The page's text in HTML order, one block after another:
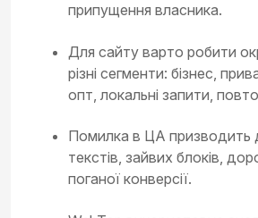
припущення власника.
Для сайту варто робити
різні сегменти: бізнес,
опт, локальні запити,
Помилка в ЦА призводить
текстів, зайвих блоків,
поганої конверсії.